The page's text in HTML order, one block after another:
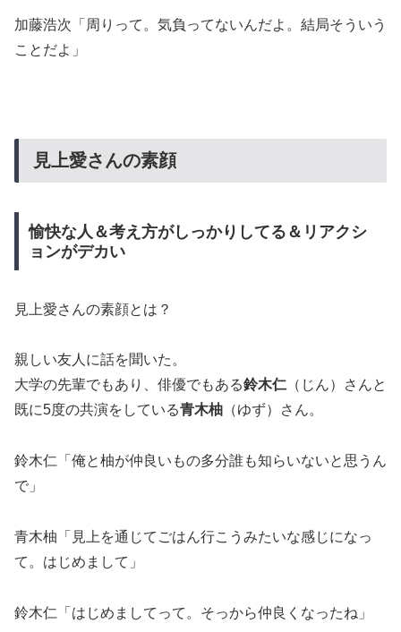
加藤浩次「周りって。気負ってないんだよ。結局そういう
ことだよ」
見上愛さんの素顔
愉快な人＆考え方がしっかりしてる＆リアクシ
ョンがデカい
見上愛さんの素顔とは？
親しい友人に話を聞いた。
大学の先輩でもあり、俳優でもある鈴木仁 （じん）さんと
既に5度の共演をしている青木柚 （ゆず）さん。
鈴木仁「俺と柚が仲良いもの多分誰も知らいないと思うん
で」
青木柚「見上を通じてごはん行こうみたいな感じになっ
て。はじめまして」
鈴木仁「はじめましてって。そっから仲良くなったね」